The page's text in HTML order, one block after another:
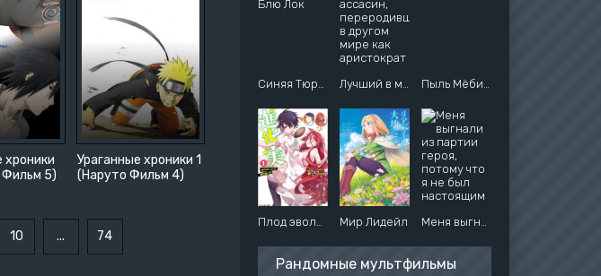
хроники
5)
Ураганные хроники 1
(Наруто Фильм 4)
10 ... 74
Синяя Тюрьма: Блю Лок Лучший в мире ассасин, переродившийся в другом мире как аристократ Пыль Мёбиуса
Плод эволюции Мир Лидейл Меня выгнали из партии героя, потому что я не был настоящим компаньоном, поэтому я решил неспешно жить в глуши
Рандомные мультфильмы